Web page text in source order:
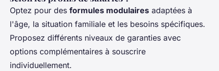
Optez pour des formules modulaires adaptées à
l'âge, la situation familiale et les besoins spécifiques.
Proposez différents niveaux de garanties avec
options complémentaires à souscrire
individuellement.